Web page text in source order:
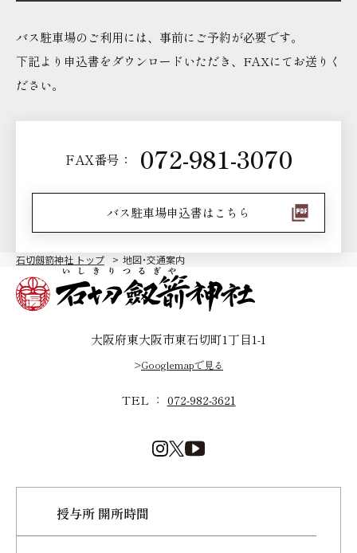
バス駐車場のご利用には、事前にご予約が必要です。
下記より申込書をダウンロードいただき、FAXにてお送りく
ださい。
FAX番号： 072-981-3070
バス駐車場申込書はこちら
石切劔箭神社 トップ 地図・交通案内
大阪府東大阪市東石切町1丁目1-1
>Googlemapで見る
TEL ： 072-982-3621
授与所 開所時間